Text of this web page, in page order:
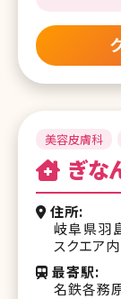
美容皮膚科
ぎな
住所
岐阜県羽
スクエア
最寄駅
名鉄各務